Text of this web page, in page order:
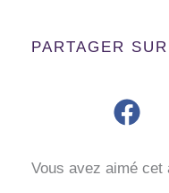
PARTAGER
Vous avez aimé cet